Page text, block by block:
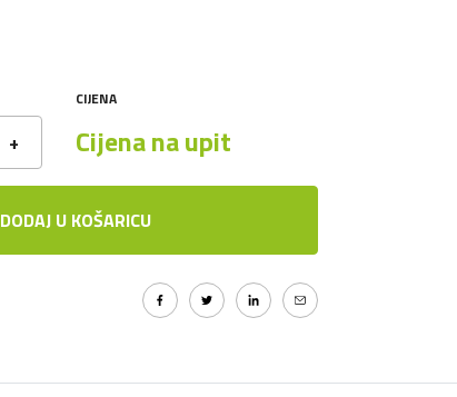
+
CIJENA
Cijena na upit
DODAJ U KOŠARICU